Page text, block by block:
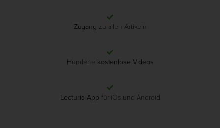
Zugang zu allen Artikeln
Hunderte kostenlose Videos
Lecturio-App für iOs und Android